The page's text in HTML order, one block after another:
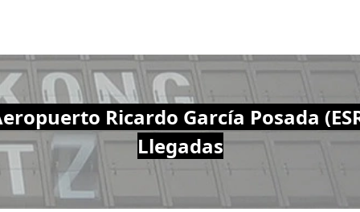
Ricardo García Posada
Llegadas